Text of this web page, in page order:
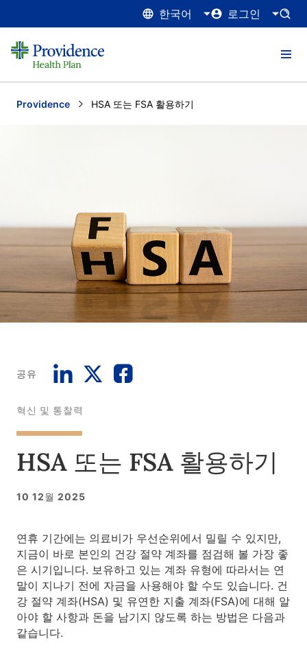
한국어 로그인
Providence Current:
HSA 또는 FSA 활용하기
공유
혁신 및 통찰력
HSA 또는 FSA 활용하기
10 12월 2025
연휴 기간에는 의료비가 우선순위에서 밀릴 수 있지만,
지금이 바로 본인의 건강 절약 계좌를 점검해 볼 가장 좋
은 시기입니다. 보유하고 있는 계좌 유형에 따라서는 연
말이 지나기 전에 자금을 사용해야 할 수도 있습니다. 건
강 절약 계좌(HSA) 및 유연한 지출 계좌(FSA)에 대해 알
아야 할 사항과 돈을 남기지 않도록 하는 방법은 다음과
같습니다.